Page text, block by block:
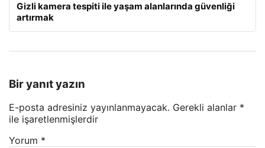
Gizli kamera tespiti ile yaşam alanlarında güvenliği
artırmak
Bir yanıt yazın
E-posta adresiniz yayınlanmayacak. Gerekli alanlar *
ile işaretlenmişlerdir
Yorum *